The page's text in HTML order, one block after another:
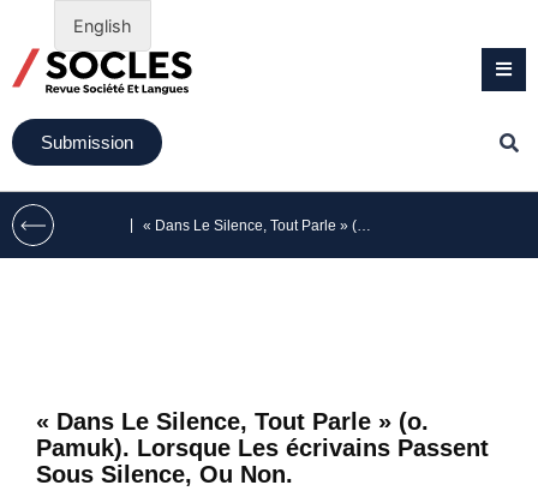
Submission
« Dans Le Silence, Tout Parle » (o. Pamuk). Lorsque Les écrivains Passent Sous Silence, Ou Non.
« Dans Le Silence, Tout Parle » (o.
Pamuk). Lorsque Les écrivains Passent
Sous Silence, Ou Non.
English